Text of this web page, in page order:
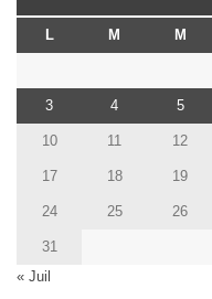
L M M
3 4 5
10 11 12
17 18 19
24 25 26
31
« Juil